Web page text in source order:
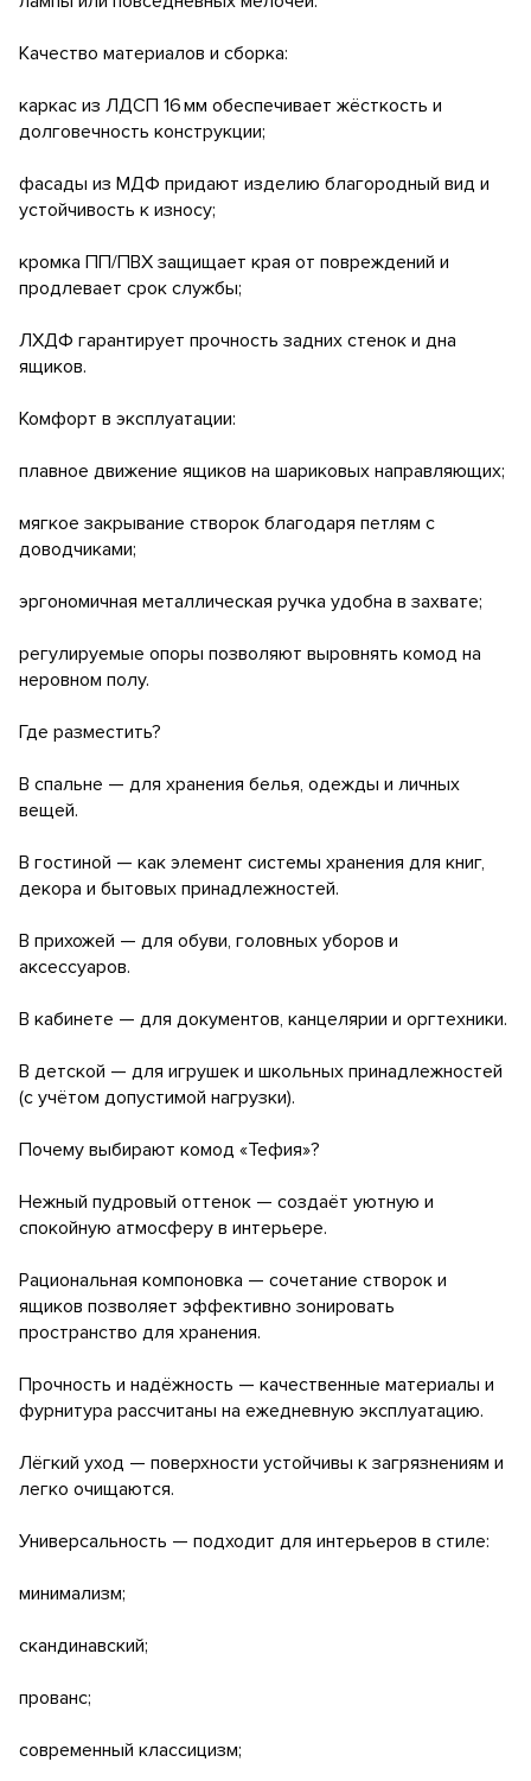
Качество материалов и сборка:
каркас из ЛДСП 16 мм обеспечивает жёсткость и
долговечность конструкции;
фасады из МДФ придают изделию благородный вид и
устойчивость к износу;
кромка ПП/ПВХ защищает края от повреждений и
продлевает срок службы;
ЛХДФ гарантирует прочность задних стенок и дна
ящиков.
Комфорт в эксплуатации:
плавное движение ящиков на шариковых направляющих;
мягкое закрывание створок благодаря петлям с
доводчиками;
эргономичная металлическая ручка удобна в захвате;
регулируемые опоры позволяют выровнять комод на
неровном полу.
Где разместить?
В спальне — для хранения белья, одежды и личных
вещей.
В гостиной — как элемент системы хранения для книг,
декора и бытовых принадлежностей.
В прихожей — для обуви, головных уборов и
аксессуаров.
В кабинете — для документов, канцелярии и оргтехники.
В детской — для игрушек и школьных принадлежностей
(с учётом допустимой нагрузки).
Почему выбирают комод «Тефия»?
Нежный пудровый оттенок — создаёт уютную и
спокойную атмосферу в интерьере.
Рациональная компоновка — сочетание створок и
ящиков позволяет эффективно зонировать
пространство для хранения.
Прочность и надёжность — качественные материалы и
фурнитура рассчитаны на ежедневную эксплуатацию.
Лёгкий уход — поверхности устойчивы к загрязнениям и
легко очищаются.
Универсальность — подходит для интерьеров в стиле:
минимализм;
скандинавский;
прованс;
современный классицизм;